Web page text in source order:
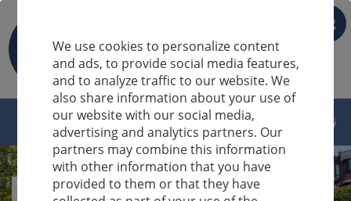
FR
We use cookies to personalize content
and ads, to provide social media features,
and to analyze traffic to our website. We
also share information about your use of
our website with our social media,
advertising and analytics partners. Our
partners may combine this information
with other information that you have
provided to them or that they have